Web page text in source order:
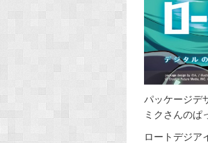
パッケージデ
ミクさんのぱ
ロートデジア